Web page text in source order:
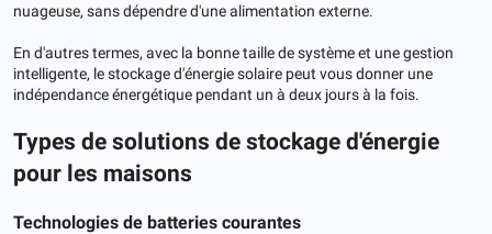
nuageuse, sans dépendre d'une alimentation externe.
En d'autres termes, avec la bonne taille de système et une gestion
intelligente, le stockage d'énergie solaire peut vous donner une
indépendance énergétique pendant un à deux jours à la fois.
Types de solutions de stockage d'énergie
pour les maisons
Technologies de batteries courantes